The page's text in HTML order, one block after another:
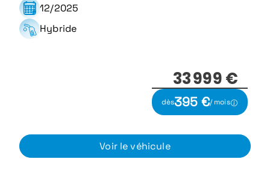
12/2025
Hybride
33 999 €
dès395 €/ mois
Voir le véhicule